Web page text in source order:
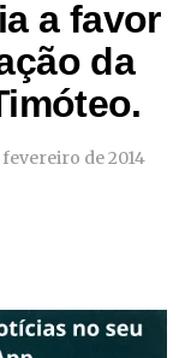
a favor
da
fevereiro de 2014